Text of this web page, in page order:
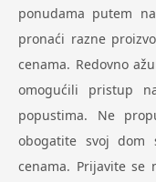
ponudama putem
pronaći razne
cenama. Redovno
omogućili pristup
popustima. Ne
obogatite svoj dom
cenama. Prijavite